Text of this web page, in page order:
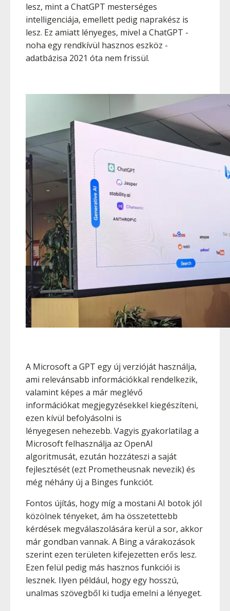
lesz, mint a ChatGPT mesterséges
intelligenciája, emellett pedig naprakész is
lesz. Ez amiatt lényeges, mivel a ChatGPT -
noha egy rendkívül hasznos eszköz -
adatbázisa 2021 óta nem frissül.
A Microsoft a GPT egy új verzióját használja,
ami relevánsabb információkkal rendelkezik,
valamint képes a már meglévő
információkat megjegyzésekkel kiegészíteni,
ezen kívül befolyásolni is
lényegesen nehezebb. Vagyis gyakorlatilag a
Microsoft felhasználja az OpenAI
algoritmusát, ezután hozzáteszi a saját
fejlesztését (ezt Prometheusnak nevezik) és
még néhány új a Binges funkciót.
Fontos újítás, hogy míg a mostani AI botok jól
közölnek tényeket, ám ha összetettebb
kérdések megválaszolására kerül a sor, akkor
már gondban vannak. A Bing a várakozások
szerint ezen területen kifejezetten erős lesz.
Ezen felül pedig más hasznos funkciói is
lesznek. Ilyen például, hogy egy hosszú,
unalmas szövegből ki tudja emelni a lényeget.